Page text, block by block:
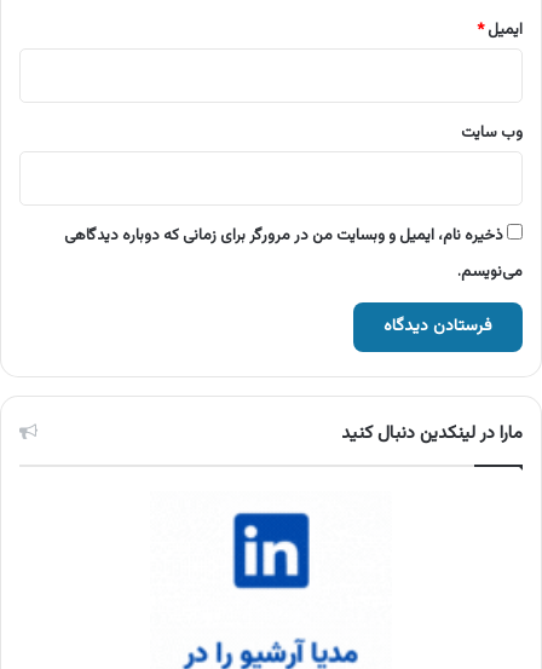
ایمیل*
وب‌ سایت
ذخیره نام، ایمیل و وبسایت من در مرورگر برای زمانی که دوباره دیدگاهی
می‌نویسم.
مارا در لینکدین دنبال کنید